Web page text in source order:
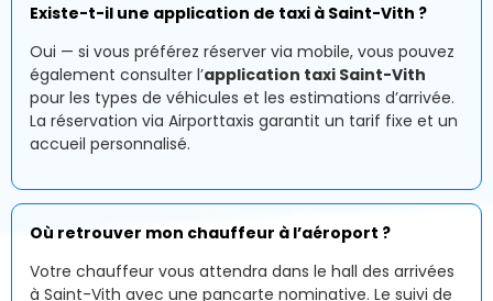
Existe-t-il une application de taxi à Saint-Vith ?
Oui — si vous préférez réserver via mobile, vous pouvez
également consulter l’application taxi Saint-Vith
pour les types de véhicules et les estimations d’arrivée.
La réservation via Airporttaxis garantit un tarif fixe et un
accueil personnalisé.
Où retrouver mon chauffeur à l’aéroport ?
Votre chauffeur vous attendra dans le hall des arrivées
à Saint-Vith avec une pancarte nominative. Le suivi de